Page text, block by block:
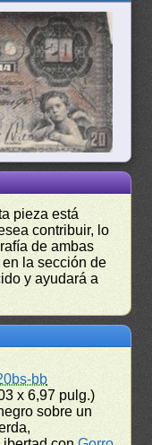
pieza está
contribuir, lo
de ambas
la sección de
y ayudará a
bb
x 6,97 pulg.)
sobre un